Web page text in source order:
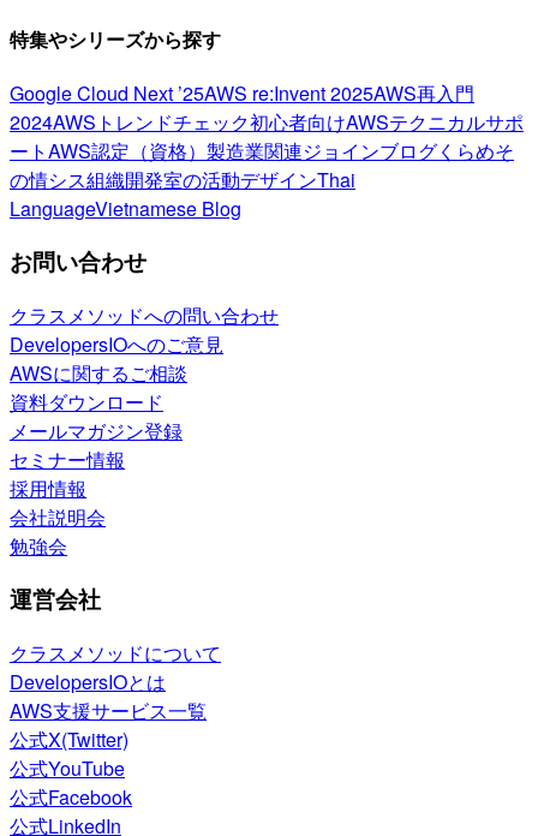
特集やシリーズから探す
Google Cloud Next ’25AWS re:Invent 2025AWS再入門
2024AWSトレンドチェック初心者向けAWSテクニカルサポ
ートAWS認定（資格） 製造業関連ジョインブログくらめそ
の情シス組織開発室の活動デザインThai
LanguageVietnamese Blog
お問い合わせ
クラスメソッドへの問い合わせ
DevelopersIOへのご意見
AWSに関するご相談
資料ダウンロード
メールマガジン登録
セミナー情報
採用情報
会社説明会
勉強会
運営会社
クラスメソッドについて
DevelopersIOとは
AWS支援サービス一覧
公式X(Twitter)
公式YouTube
公式Facebook
公式LinkedIn